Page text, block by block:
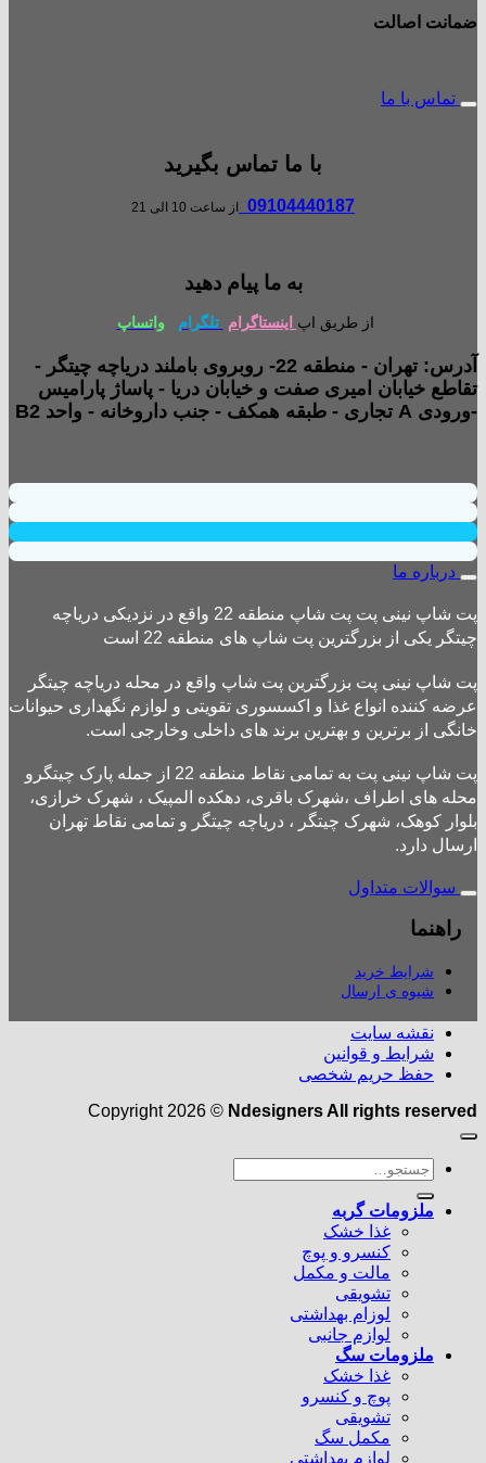
ضمانت اصالت
تماس با ما
با ما تماس بگیرید
09104440187 از ساعت 10 الی 21
به ما پیام دهید
از طریق اپ اینستاگرام تلگرام واتساپ
آدرس: تهران - منطقه 22- روبروی باملند دریاچه چیتگر -
تقاطع خیابان امیری صفت و خیابان دریا - پاساژ پارامیس
-ورودی A تجاری - طبقه همکف - جنب داروخانه - واحد B2
درباره ما
پت شاپ نینی پت پت شاپ منطقه 22 واقع در نزدیکی دریاچه
چیتگر یکی از بزرگترین پت شاپ های منطقه 22 است
پت شاپ نینی پت بزرگترین پت شاپ واقع در محله دریاچه چیتگر
عرضه کننده انواع غذا و اکسسوری تقویتی و لوازم نگهداری حیوانات
خانگی از برترین و بهترین برند های داخلی وخارجی است.
پت شاپ نینی پت به تمامی نقاط منطقه 22 از جمله پارک چیتگرو
محله های اطراف ،شهرک باقری، دهکده المپیک ، شهرک خرازی،
بلوار کوهک، شهرک چیتگر ، دریاچه چیتگر و تمامی نقاط تهران
ارسال دارد.
سوالات متداول
راهنما
شرایط خرید
شیوه ی ارسال
نقشه سایت
شرایط و قوانین
حفظ حریم شخصی
Copyright 2026 © Ndesigners All rights reserved
جستجو
ملزومات گربه
غذا خشک
کنسرو و پوچ
مالت و مکمل
تشویقی
لوزام بهداشتی
لوازم جانبی
ملزومات سگ
غذا خشک
پوچ و کنسرو
تشویقی
مکمل سگ
لوازم بهداشتی